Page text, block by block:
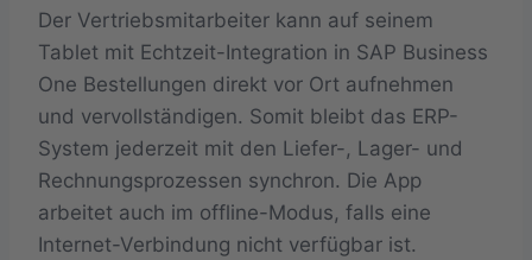
Der Vertriebsmitarbeiter kann auf seinem
Tablet mit Echtzeit-Integration in SAP Business
One Bestellungen direkt vor Ort aufnehmen
und vervollständigen. Somit bleibt das ERP-
System jederzeit mit den Liefer-, Lager- und
Rechnungsprozessen synchron. Die App
arbeitet auch im offline-Modus, falls eine
Internet-Verbindung nicht verfügbar ist.